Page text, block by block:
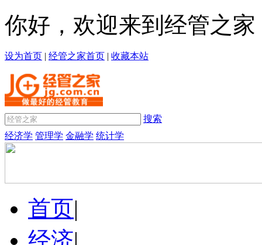
你好，欢迎来到经管之家
设为首页 | 经管之家首页 | 收藏本站
搜索
经济学 管理学 金融学 统计学
首页|